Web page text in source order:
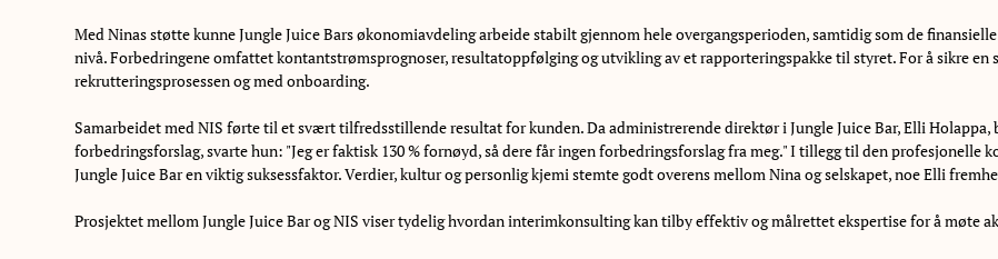
Med Ninas støtte kunne Jungle Juice Bars økonomiavdeling arbeide stabilt gjennom hele overgangsperioden, samtidig som de
nivå. Forbedringene omfattet kontantstrømsprognoser, resultatoppfølging og utvikling av et rapporteringspakke til styret. For å sikre en
rekrutteringsprosessen og med onboarding.
Samarbeidet med NIS førte til et svært tilfredsstillende resultat for kunden. Da administrerende direktør i Jungle Juice Bar, Elli
forbedringsforslag, svarte hun: "Jeg er faktisk 130 % fornøyd, så dere får ingen forbedringsforslag fra meg." I tillegg til den profesjonelle
Jungle Juice Bar en viktig suksessfaktor. Verdier, kultur og personlig kjemi stemte godt overens mellom Nina og selskapet, noe Elli
Prosjektet mellom Jungle Juice Bar og NIS viser tydelig hvordan interimkonsulting kan tilby effektiv og målrettet ekspertise for å møte